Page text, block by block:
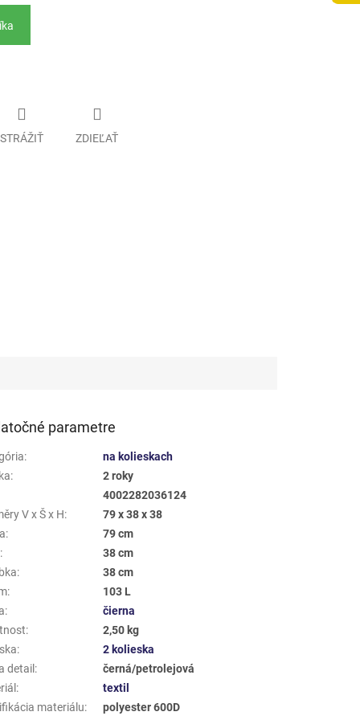
STRÁŽIŤ ZDIEĽAŤ
parametre
:
na kolieskach
:
2 roky
4002282036124
V x Š x H:
79 x 38 x 38
:
79 cm
:
38 cm
:
38 cm
:
103 L
:
čierna
:
2,50 kg
:
2 kolieska
detail :
černá/petrolejová
:
textil
materiálu:
polyester 600D